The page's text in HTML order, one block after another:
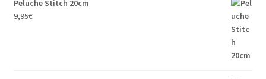
Peluche Stitch 20cm
9,95€